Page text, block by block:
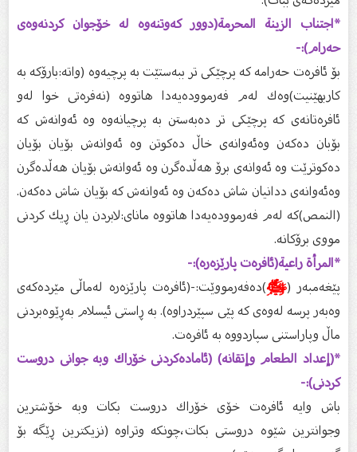
*اجتناب الزينة المحرمة(دوور كەوتنەوە لە خۆجوان كردنەوەى
حەرام):-
بۆ ئافرەت حەرامە كە پرچێكى تر ببەستێت بە پرچیەوە (واتە:بارۆكە بە
كاربهێنیت)وەك لەم فەرموودەیەدا هاتووە (نەفرەتى خوا لەو
ئافرەتانەى كە پرچێكى تر دەبەستن بە پرچیانەوە وە ئەوانەش كە
بۆبان دەكەن وەئەوانەى خاڵ دەكوتن وە ئەوانەش بۆیان بۆیان
دەكوترێت وە ئەوانەى برۆ هەڵدەگرن وە ئەوانەش بۆیان هەڵدەگرن
وەئەوانەى ددانیان شاش دەكەن وە ئەوانەش كە بۆیان شاش دەكەن.
(النمص)كە لەم فەرموودەیەدا هاتووە ماناى:لابردن یان ڕیك كردنى
مووى برۆكانە.
*المرأة راعية‌(ئافرەت پارێزەرە):-
پێغەمبەر (ﷺ)دەفەرمووێت:-(ئافرەت پارێزەرە لەماڵى مێردەكەى
وەبەر پرسە لەوەى كە پێى سپێردراوە). بە ڕاستى ئیسلام بەڕێوەبردنى
ماڵ وپاراستنى سپاردووە بە ئافرەت.
*(إعداد الطعام وإتقانه) (ئامادەكردنى خۆراك وبە جوانى دروست
كردنى):-
باش وایە ئافرەت خۆى خۆراك دروست بكات وبە خۆشترین
وجوانترین شێوە دروستى بكات،چونكە وتراوە (نزیكترین ڕێگە بۆ